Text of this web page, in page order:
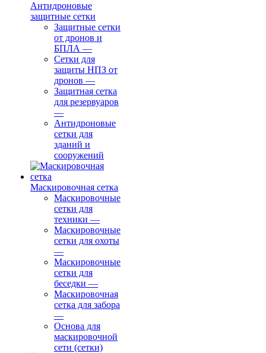
Антидроновые
защитные сетки
Защитные сетки
от дронов и
БПЛА —
Сетки для
защиты НПЗ от
дронов —
Защитная сетка
для резервуаров
—
Антидроновые
сетки для
зданий и
сооружений
Маскировочная сетка
Маскировочные
сетки для
техники —
Маскировочные
сетки для охоты
—
Маскировочные
сетки для
беседки —
Маскировочная
сетка для забора
—
Основа для
маскировочной
сети (сетки)